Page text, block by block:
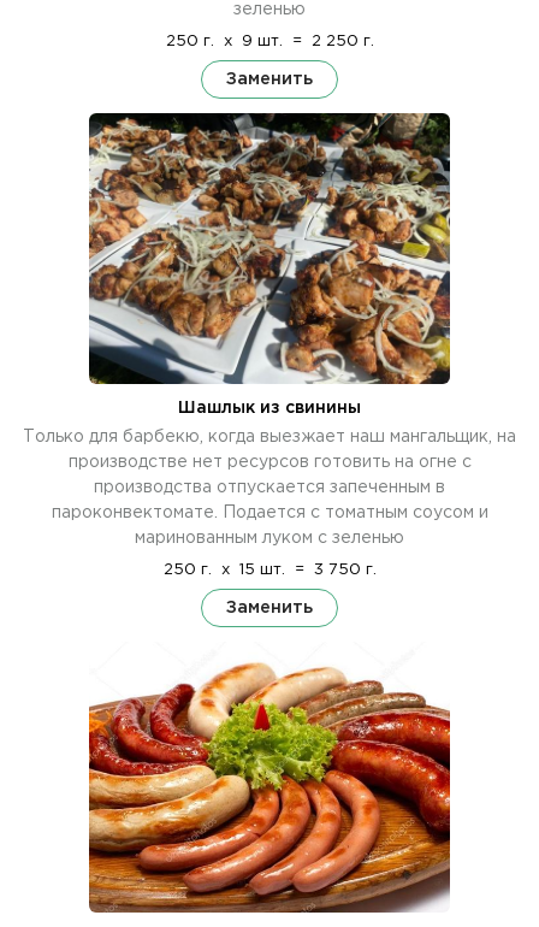
зеленью
250 г. x 9 шт. = 2 250 г.
Заменить
Шашлык из свинины
Только для барбекю, когда выезжает наш мангальщик, на
производстве нет ресурсов готовить на огне с
производства отпускается запеченным в
пароконвектомате. Подается с томатным соусом и
маринованным луком с зеленью
250 г. x 15 шт. = 3 750 г.
Заменить